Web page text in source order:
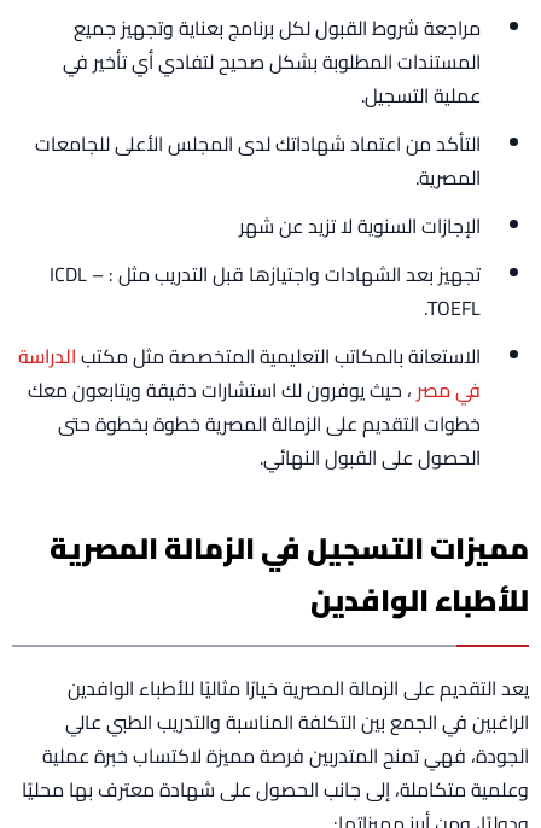
مراجعة شروط القبول لكل برنامج بعناية وتجهيز جميع
المستندات المطلوبة بشكل صحيح لتفادي أي تأخير في
عملية التسجيل.
التأكد من اعتماد شهاداتك لدى المجلس الأعلى للجامعات
المصرية.
الإجازات السنوية لا تزيد عن شهر
تجهيز بعد الشهادات واجتيازها قبل التدريب مثل : ICDL –
TOEFL.
الاستعانة بالمكاتب التعليمية المتخصصة مثل مكتبالدراسة
في مصر، حيث يوفرون لك استشارات دقيقة ويتابعون معك
خطوات التقديم على الزمالة المصرية خطوة بخطوة حتى
الحصول على القبول النهائي.
مميزات التسجيل في الزمالة المصرية
للأطباء الوافدين
يعد التقديم على الزمالة المصرية خيارًا مثاليًا للأطباء الوافدين
الراغبين في الجمع بين التكلفة المناسبة والتدريب الطبي عالي
الجودة، فهي تمنح المتدربين فرصة مميزة لاكتساب خبرة عملية
وعلمية متكاملة، إلى جانب الحصول على شهادة معترف بها محليًا